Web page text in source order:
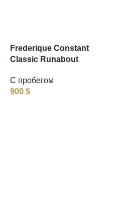
Frederique Constant
Classic Runabout
С пробегом
900 $